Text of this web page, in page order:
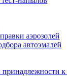
аэрозолей
автоэмалей
принадлежности